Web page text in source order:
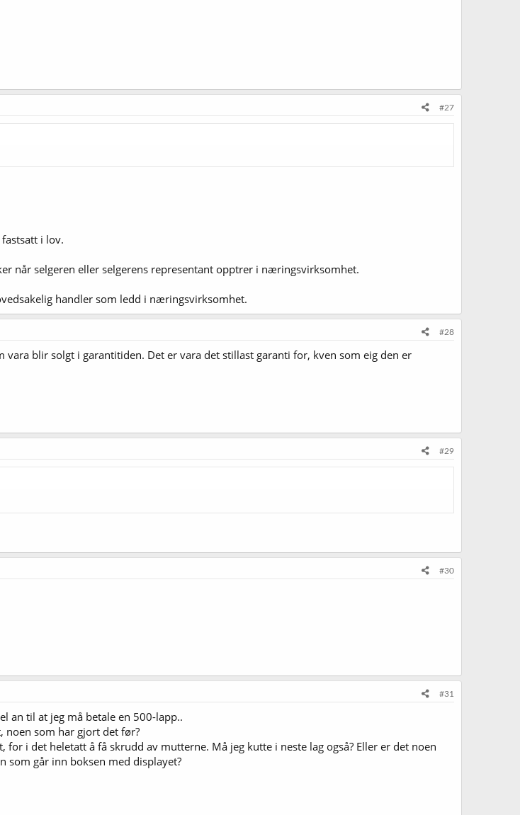
#27
i lov.
selgeren eller selgerens representant opptrer i næringsvirksomhet.
handler som ledd i næringsvirksomhet.
#28
blir solgt i garantitiden. Det er vara det stillast garanti for, kven som eig den er
#29
#30
#31
an til at jeg må betale en 500-lapp..
noen som har gjort det før?
i det heletatt å få skrudd av mutterne. Må jeg kutte i neste lag også? Eller er det noen
som går inn boksen med displayet?